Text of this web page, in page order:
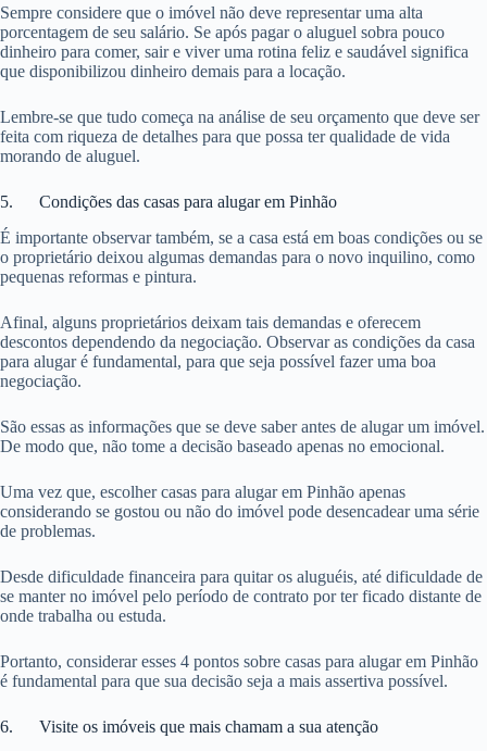
Sempre considere que o imóvel não deve representar uma alta
porcentagem de seu salário. Se após pagar o aluguel sobra pouco
dinheiro para comer, sair e viver uma rotina feliz e saudável significa
que disponibilizou dinheiro demais para a locação.
Lembre-se que tudo começa na análise de seu orçamento que deve ser
feita com riqueza de detalhes para que possa ter qualidade de vida
morando de aluguel.
5. Condições das casas para alugar em Pinhão
É importante observar também, se a casa está em boas condições ou se
o proprietário deixou algumas demandas para o novo inquilino, como
pequenas reformas e pintura.
Afinal, alguns proprietários deixam tais demandas e oferecem
descontos dependendo da negociação. Observar as condições da casa
para alugar é fundamental, para que seja possível fazer uma boa
negociação.
São essas as informações que se deve saber antes de alugar um imóvel.
De modo que, não tome a decisão baseado apenas no emocional.
Uma vez que, escolher casas para alugar em Pinhão apenas
considerando se gostou ou não do imóvel pode desencadear uma série
de problemas.
Desde dificuldade financeira para quitar os aluguéis, até dificuldade de
se manter no imóvel pelo período de contrato por ter ficado distante de
onde trabalha ou estuda.
Portanto, considerar esses 4 pontos sobre casas para alugar em Pinhão
é fundamental para que sua decisão seja a mais assertiva possível.
6. Visite os imóveis que mais chamam a sua atenção